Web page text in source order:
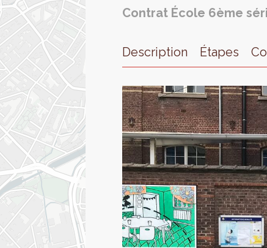
Contrat École 6ème
Description Étapes